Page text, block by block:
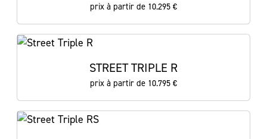
prix à partir de 10.295 €
STREET TRIPLE R
prix à partir de 10.795 €